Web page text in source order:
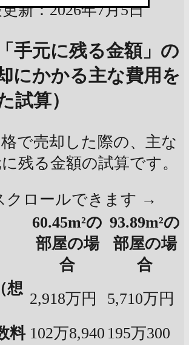
新：2026年7月5日
手元に残る金額」の
にかかる主な費用を
試算）
で売却した際の、主な
残る金額の試算です。
クロールできます →
60.45m²の
部屋の場
合
93.89m²の
部屋の場
合
想
2,918万円
5,710万円
料 102万8,940 195万300